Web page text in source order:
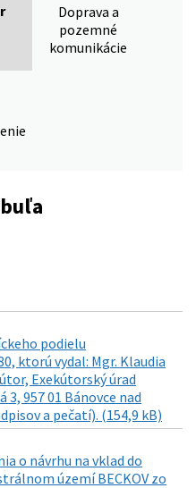
Doprava a
pozemné
komunikácie
podielu
ktorú vydal: Mgr. Klaudia
Exekútorský úrad
3, 957 01 Bánovce nad
a pečatí). (154,9 kB)
o návrhu na vklad do
území BECKOV zo